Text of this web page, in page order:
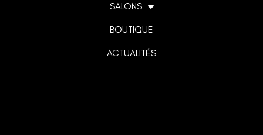
SALONS
BOUTIQUE
ACTUALITÉS